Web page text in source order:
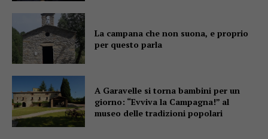
La campana che non suona, e proprio
per questo parla
A Garavelle si torna bambini per un
giorno: “Evviva la Campagna!” al
museo delle tradizioni popolari